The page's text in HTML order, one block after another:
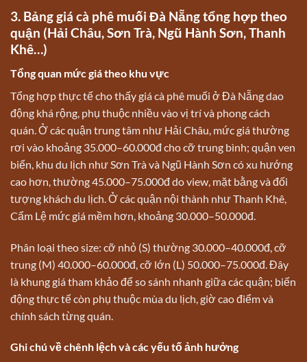
3. Bảng giá cà phê muối Đà Nẵng tổng hợp theo
quận (Hải Châu, Sơn Trà, Ngũ Hành Sơn, Thanh
Khê…)
Tổng quan mức giá theo khu vực
Tổng hợp thực tế cho thấy giá cà phê muối ở Đà Nẵng dao
động khá rộng, phụ thuộc nhiều vào vị trí và phong cách
quán. Ở các quận trung tâm như Hải Châu, mức giá thường
rơi vào khoảng 35.000–60.000đ cho cỡ trung bình; quận ven
biển, khu du lịch như Sơn Trà và Ngũ Hành Sơn có xu hướng
cao hơn, thường 45.000–75.000đ do view, mặt bằng và đối
tượng khách du lịch. Ở các quận nội thành như Thanh Khê,
Cẩm Lệ mức giá mềm hơn, khoảng 30.000–50.000đ.
Phân loại theo size: cỡ nhỏ (S) thường 30.000–40.000đ, cỡ
trung (M) 40.000–60.000đ, cỡ lớn (L) 50.000–75.000đ. Đây
là khung giá tham khảo để so sánh nhanh giữa các quận; biến
động thực tế còn phụ thuộc mùa du lịch, giờ cao điểm và
chính sách từng quán.
Ghi chú về chênh lệch và các yếu tố ảnh hưởng